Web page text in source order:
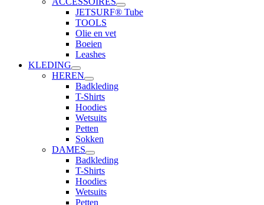
JETSURF® Tube
TOOLS
Olie en vet
Boeien
Leashes
KLEDING
HEREN
Badkleding
T-Shirts
Hoodies
Wetsuits
Petten
Sokken
DAMES
Badkleding
T-Shirts
Hoodies
Wetsuits
Petten